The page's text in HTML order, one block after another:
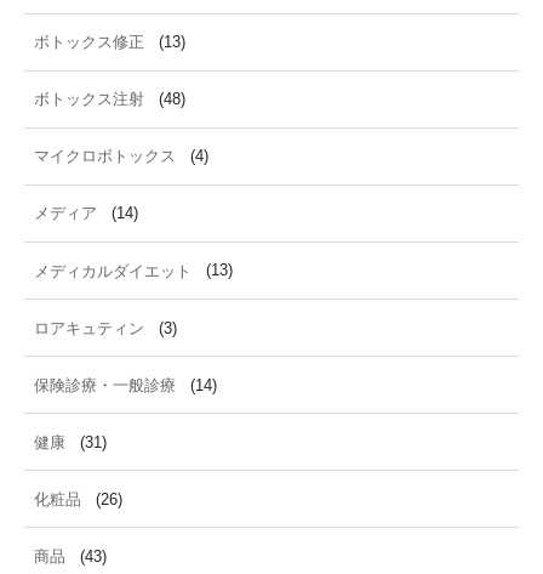
ボトックス修正 (13)
ボトックス注射 (48)
マイクロボトックス (4)
メディア (14)
メディカルダイエット (13)
ロアキュティン (3)
保険診療・一般診療 (14)
健康 (31)
化粧品 (26)
商品 (43)